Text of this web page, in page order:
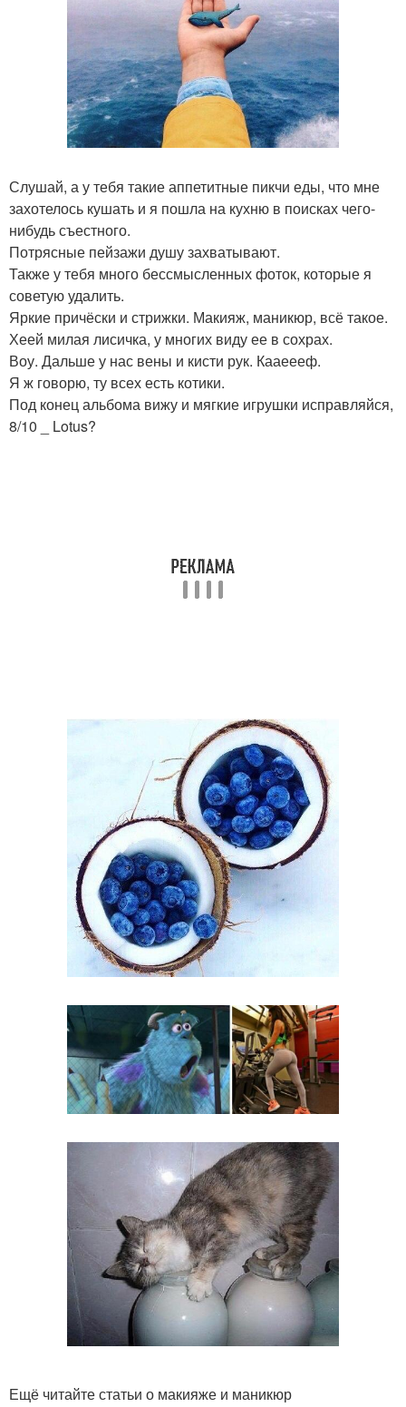
Слушай, а у тебя такие аппетитные пикчи еды, что мне
захотелось кушать и я пошла на кухню в поисках чего-
нибудь съестного.
Потрясные пейзажи душу захватывают.
Также у тебя много бессмысленных фоток, которые я
советую удалить.
Яркие причёски и стрижки. Макияж, маникюр, всё такое.
Хеей милая лисичка, у многих виду ее в сохрах.
Воу. Дальше у нас вены и кисти рук. Кааеееф.
Я ж говорю, ту всех есть котики.
Под конец альбома вижу и мягкие игрушки исправляйся,
8/10 _ Lotus?
Ещё читайте статьи о макияже и маникюр